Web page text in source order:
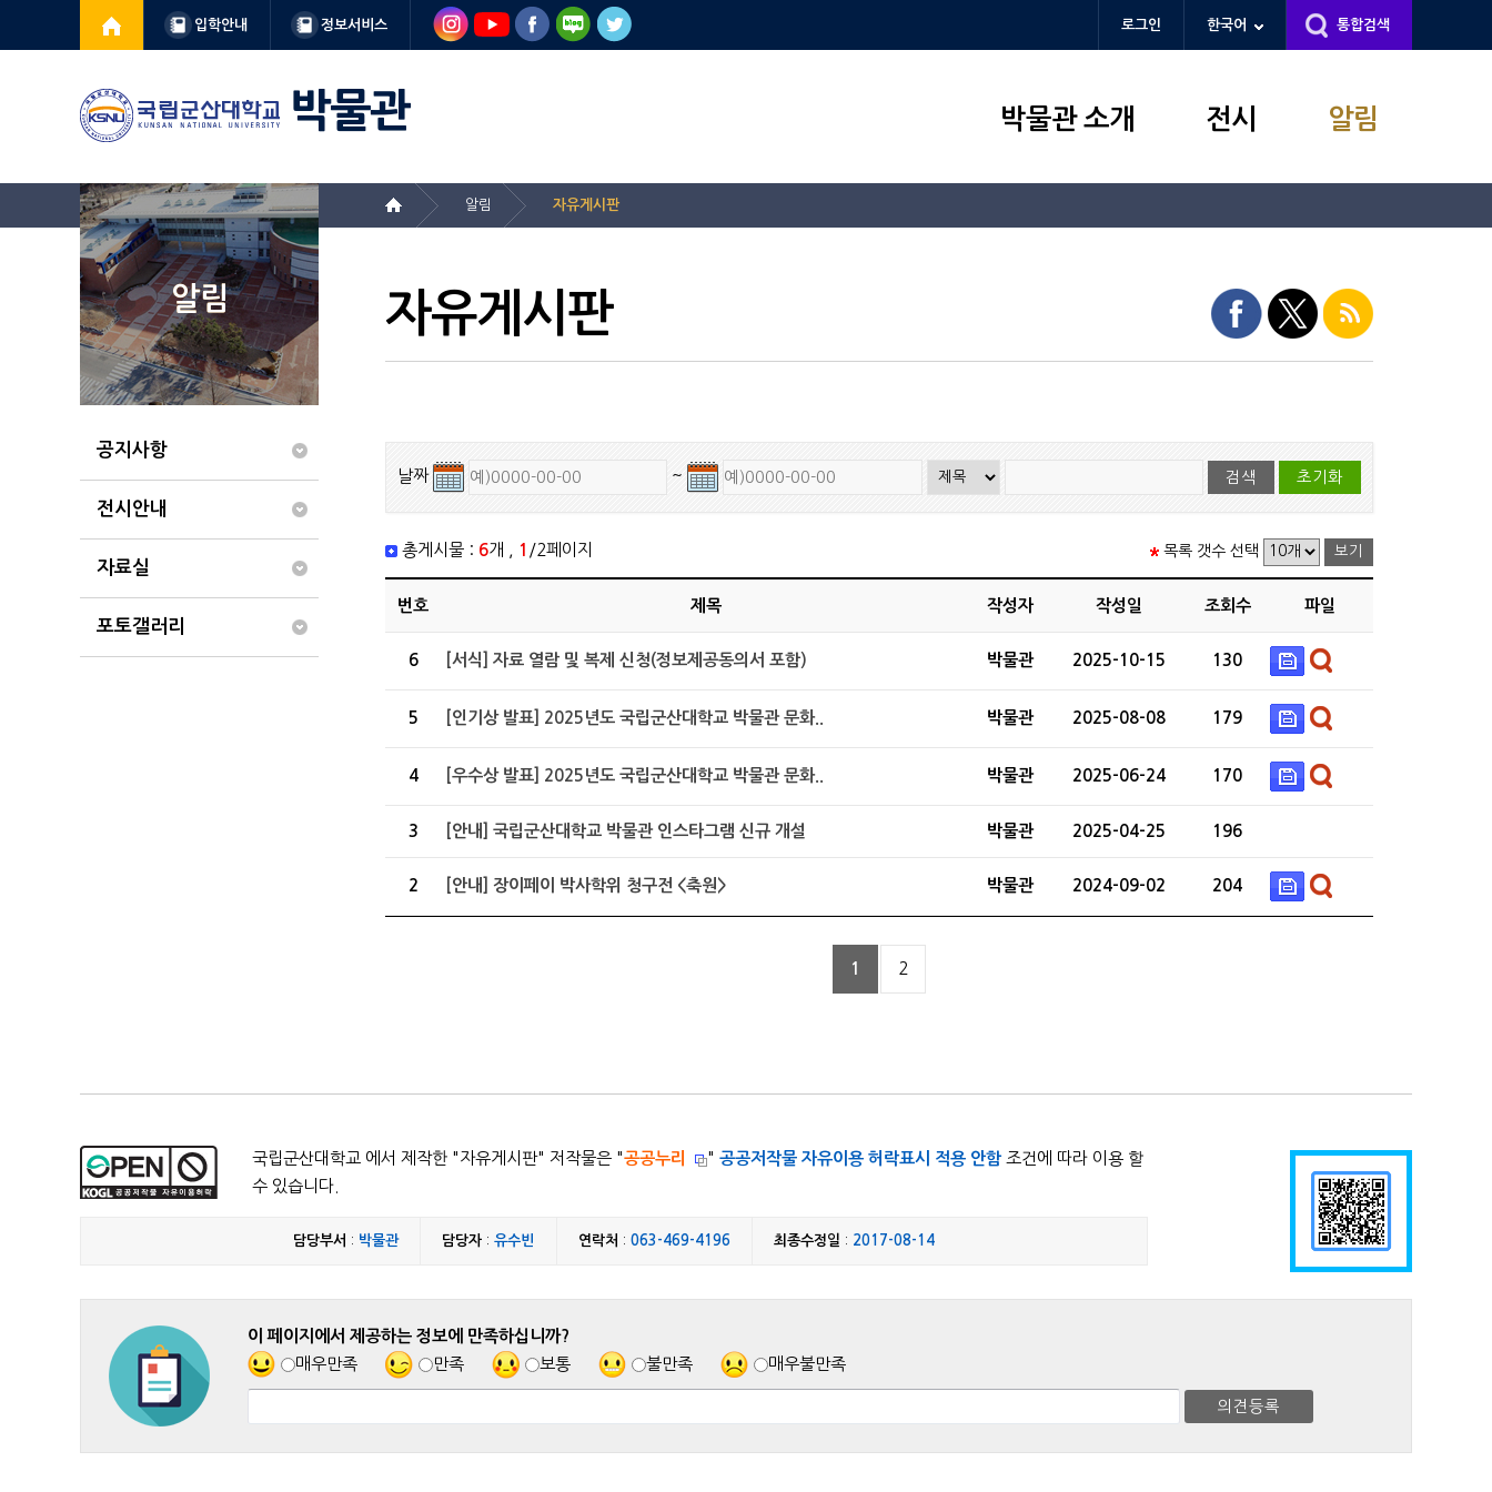
입학안내 정보서비스 로그인 한국어 통합검색
박물관 박물관 소개 전시 알림
알림
공지사항
전시안내
자료실
포토갤러리
알림 자유게시판
자유게시판
날짜 ~
총게시물 : 6 개 , 1 /2페이지 목록 갯수 선택
번호 제목 작성자 작성일 조회수 파일
6 [서식] 자료 열람 및 복제 신청(정보제공동의서 포함) 박물관 2025-10-15 130
5 [인기상 발표] 2025년도 국립군산대학교 박물관 문화.. 박물관 2025-08-08 179
4 [우수상 발표] 2025년도 국립군산대학교 박물관 문화.. 박물관 2025-06-24 170
3 [안내] 국립군산대학교 박물관 인스타그램 신규 개설 박물관 2025-04-25 196
2 [안내] 장이페이 박사학위 청구전 <축원> 박물관 2024-09-02 204
1 2
국립군산대학교 에서 제작한 " 자유게시판" 저작물은 "공공누리 " 공공저작물 자유이용 허락표시 적용 안함조건에 따라 이용 할
수 있습니다.
담당부서 : 박물관 담당자 :유수빈 연락처 : 063-469-4196 최종수정일 : 2017-08-14
이 페이지에서 제공하는 정보에 만족하십니까?
매우만족
만족 보통 불만족 매우불만족